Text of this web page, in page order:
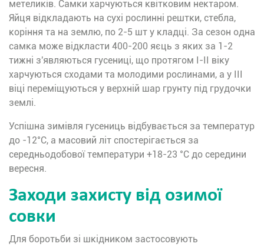
метеликів. Самки харчуються квітковим нектаром.
Яйця відкладають на сухі рослинні рештки, стебла,
коріння та на землю, по 2-5 шт у кладці. За сезон одна
самка може відкласти 400-200 яєць з яких за 1-2
тижні з'являються гусениці, що протягом І-ІІ віку
харчуються сходами та молодими рослинами, а у ІІІ
віці переміщуються у верхній шар грунту під грудочки
землі.
Успішна зимівля гусениць відбувається за температур
до -12°C, а масовий літ спостерігається за
середньодобової температури +18-23 °C до середини
вересня.
Заходи захисту від озимої
совки
Для боротьби зі шкідником застосовують